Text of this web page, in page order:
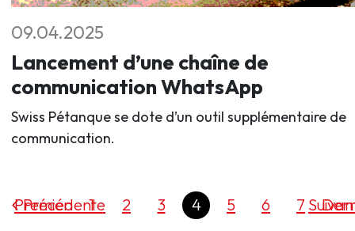
09.04.2025
Lancement d’une chaîne de
communication WhatsApp
Swiss Pétanque se dote d’un outil supplémentaire de
communication.
Précédente
Premier 1 2 3 4 5 6 7